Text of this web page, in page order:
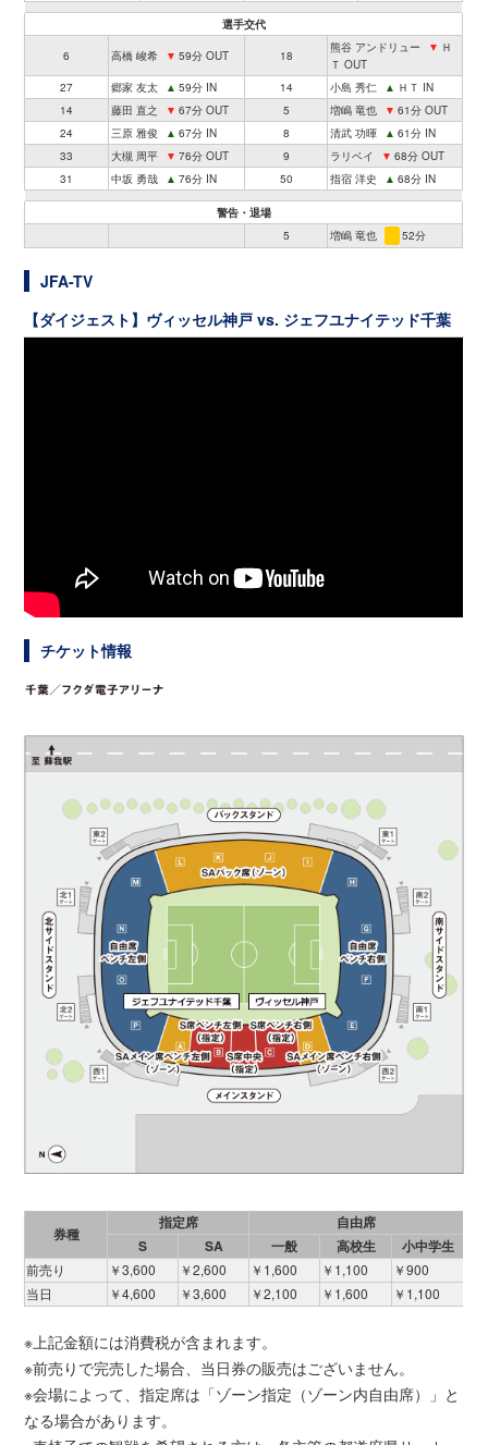
選手交代
6 高橋 峻希 ▼ 59分 OUT 18
熊谷 アンドリュー ▼ Ｈ
Ｔ OUT
27
郷家 友太 ▲ 59分 IN 14 小島 秀仁 ▲ ＨＴ IN
14
藤田 直之 ▼ 67分 OUT 5 増嶋 竜也 ▼ 61分 OUT
24
三原 雅俊 ▲ 67分 IN 8 清武 功暉 ▲ 61分 IN
33
大槻 周平 ▼ 76分 OUT 9 ラリベイ ▼ 68分 OUT
31
中坂 勇哉 ▲ 76分 IN 50 指宿 洋史 ▲ 68分 IN
警告・退場
5
増嶋 竜也 52分
JFA-TV
【ダイジェスト】ヴィッセル神戸 vs. ジェフユナイテッド千葉
チケット情報
券種
指定席
自由席
S
SA 一般 高校生 小中学生
前売り ￥3,600 ￥2,600 ￥1,600 ￥1,100
￥900
当日
￥4,600 ￥3,600 ￥2,100 ￥1,600 ￥1,100
※上記金額には消費税が含まれます。
※前売りで完売した場合、当日券の販売はございません。
※会場によって、指定席は「ゾーン指定（ゾーン内自由席）」と
なる場合があります。